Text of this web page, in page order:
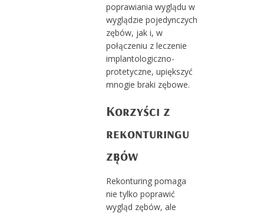
poprawiania wyglądu w
wyglądzie pojedynczych
zębów, jak i, w
połączeniu z leczenie
implantologiczno-
protetyczne, upiększyć
mnogie braki zębowe.
Korzyści z
rekonturingu
zębów
Rekonturing pomaga
nie tylko poprawić
wygląd zębów, ale